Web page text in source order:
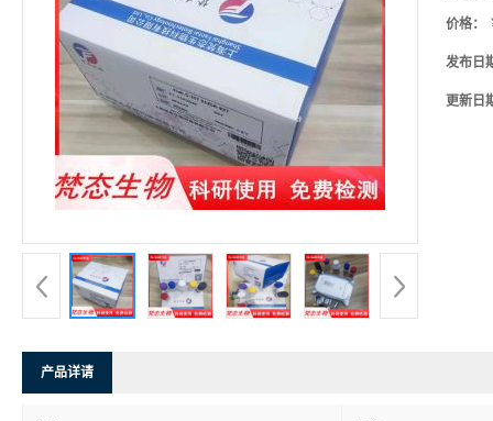
价格：
发布日
更新日
产品详请